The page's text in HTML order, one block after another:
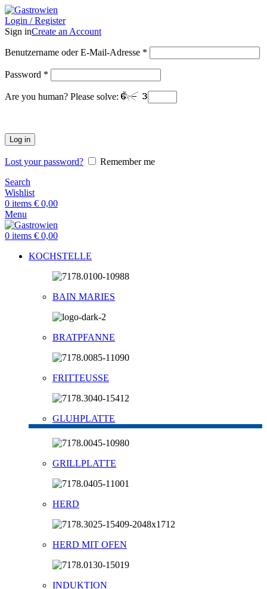
Login / Register
Sign inCreate an Account
Benutzername oder E-Mail-Adresse *
Password *
Are you human? Please solve:
Log in
Lost your password?
Remember me
Search
Wishlist
0 items € 0,00
Menu
0 items € 0,00
KOCHSTELLE
BAIN MARIES
BRATPFANNE
FRITTEUSSE
GLUHPLATTE
GRILLPLATTE
HERD
HERD MIT OFEN
INDUKTION